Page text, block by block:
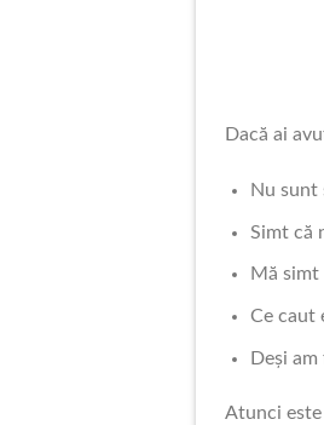
Dacă ai
Nu sunt
Simt că
Mă
Ce caut
Deși
Atunci